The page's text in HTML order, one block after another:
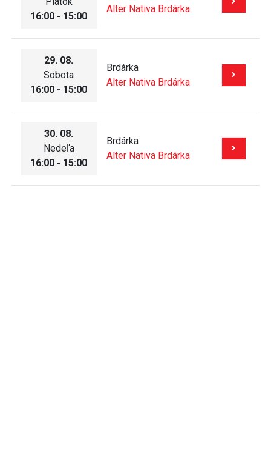
16:00 - 15:00
Alter Nativa Brdárka
29. 08.
Sobota
16:00 - 15:00
Brdárka
Alter Nativa Brdárka
30. 08.
Nedeľa
16:00 - 15:00
Brdárka
Alter Nativa Brdárka